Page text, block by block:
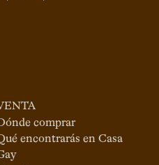
comprar
encontrarás en Casa